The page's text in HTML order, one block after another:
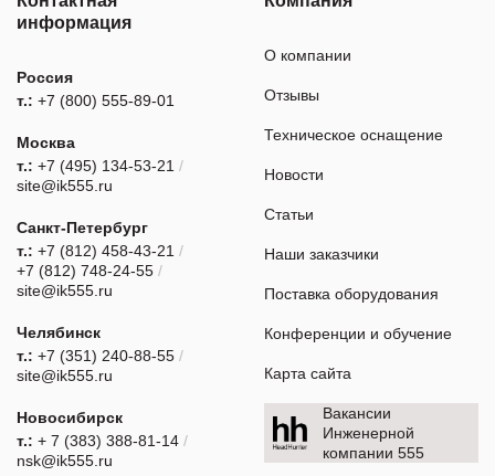
информация
Россия
т.: +7 (800) 555-89-01
Москва
т.: +7 (495) 134-53-21 /
site@ik555.ru
Санкт-Петербург
т.: +7 (812) 458-43-21 /
+7 (812) 748-24-55 /
site@ik555.ru
Челябинск
т.: +7 (351) 240-88-55 /
site@ik555.ru
Новосибирск
т.: + 7 (383) 388-81-14 /
nsk@ik555.ru
О компании
Отзывы
Техническое оснащение
Новости
Статьи
Наши заказчики
Поставка оборудования
Конференции и обучение
Карта сайта
Вакансии
Инженерной
компании 555